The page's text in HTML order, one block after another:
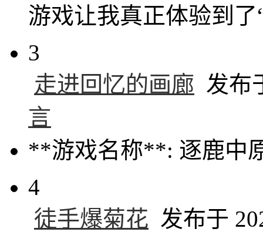
游戏让我真正体验到
3
走进回忆的画廊 发布
言
**游戏名称**: 逐鹿中
4
徒手爆菊花 发布于